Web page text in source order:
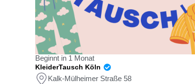
Beginnt in 1 Monat
KleiderTausch Köln
Kalk-Mülheimer Straße 58